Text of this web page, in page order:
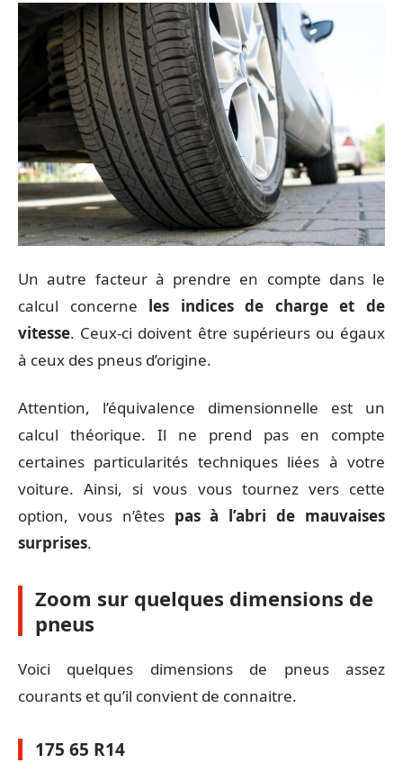
Un autre facteur à prendre en compte dans le
calcul concerne les indices de charge et de
vitesse. Ceux-ci doivent être supérieurs ou égaux
à ceux des pneus d’origine.
Attention, l’équivalence dimensionnelle est un
calcul théorique. Il ne prend pas en compte
certaines particularités techniques liées à votre
voiture. Ainsi, si vous vous tournez vers cette
option, vous n’êtes pas à l’abri de mauvaises
surprises.
Zoom sur quelques dimensions de
pneus
Voici quelques dimensions de pneus assez
courants et qu’il convient de connaitre.
175 65 R14